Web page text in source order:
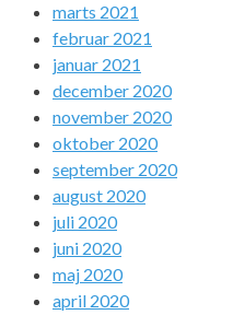
marts 2021
februar 2021
januar 2021
december 2020
november 2020
oktober 2020
september 2020
august 2020
juli 2020
juni 2020
maj 2020
april 2020